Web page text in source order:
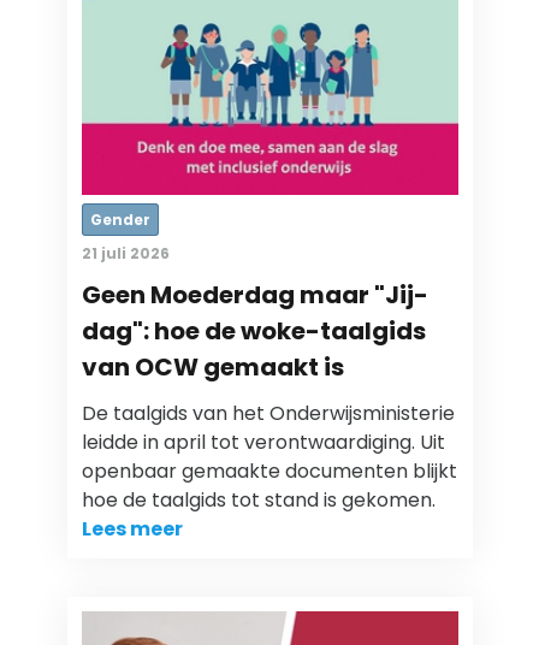
Gender
21 juli 2026
Geen Moederdag maar "Jij-
dag": hoe de woke-taalgids
van OCW gemaakt is
De taalgids van het Onderwijsministerie
leidde in april tot verontwaardiging. Uit
openbaar gemaakte documenten blijkt
hoe de taalgids tot stand is gekomen.
Lees meer